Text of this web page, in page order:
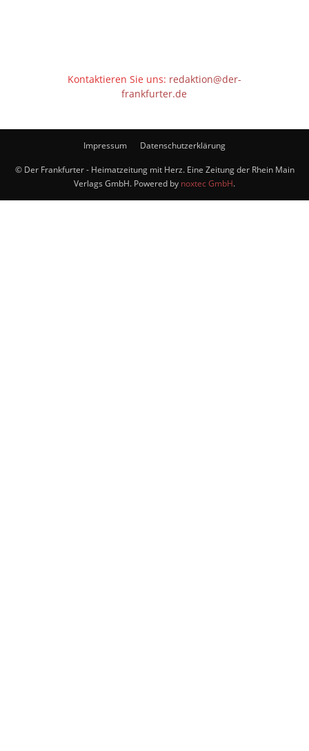
Kontaktieren Sie uns: redaktion@der-
frankfurter.de
Impressum Datenschutzerklärung
© Der Frankfurter - Heimatzeitung mit Herz. Eine Zeitung der Rhein Main
Verlags GmbH. Powered by noxtec GmbH.